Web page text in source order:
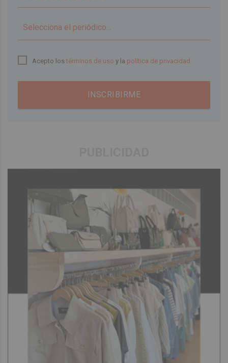
Acepto lostérminos de uso y la política de privacidad
INSCRIBIRME